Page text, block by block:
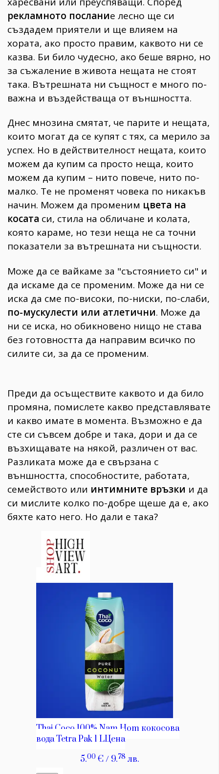
рекламното послание лесно ще си
създадем приятели и ще влияем на
хората, ако просто правим, каквото ни се
казва. Би било чудесно, ако беше вярно, но
за съжаление в живота нещата не стоят
така. Вътрешната ни същност е много по-
важна и въздействаща от външността.
Днес мнозина смятат, че парите и нещата,
които могат да се купят с тях, са мерило за
успех. Но в действителност нещата, които
можем да купим са просто неща, които
можем да купим – нито повече, нито по-
малко. Те не променят човека по никакъв
начин. Можем да променим цвета на
косата си, стила на обличане и колата,
която караме, но тези неща не са точни
показатели за вътрешната ни същности.
Може да се вайкаме за "състоянието си" и
да искаме да се променим. Може да ни се
иска да сме по-високи, по-ниски, по-слаби,
по-мускулести или атлетични. Може да
ни се иска, но обикновено нищо не става
без готовността да направим всичко по
силите си, за да се променим.
Преди да осъществите каквото и да било
промяна, помислете какво представлявате
и какво имате в момента. Възможно е да
сте си съвсем добре и така, дори и да се
възхищавате на някой, различен от вас.
Разликата може да е свързана с
външността, способностите, работата,
семейството или интимните връзки и да
си мислите колко по-добре щеше да е, ако
бяхте като него. Но дали е така?